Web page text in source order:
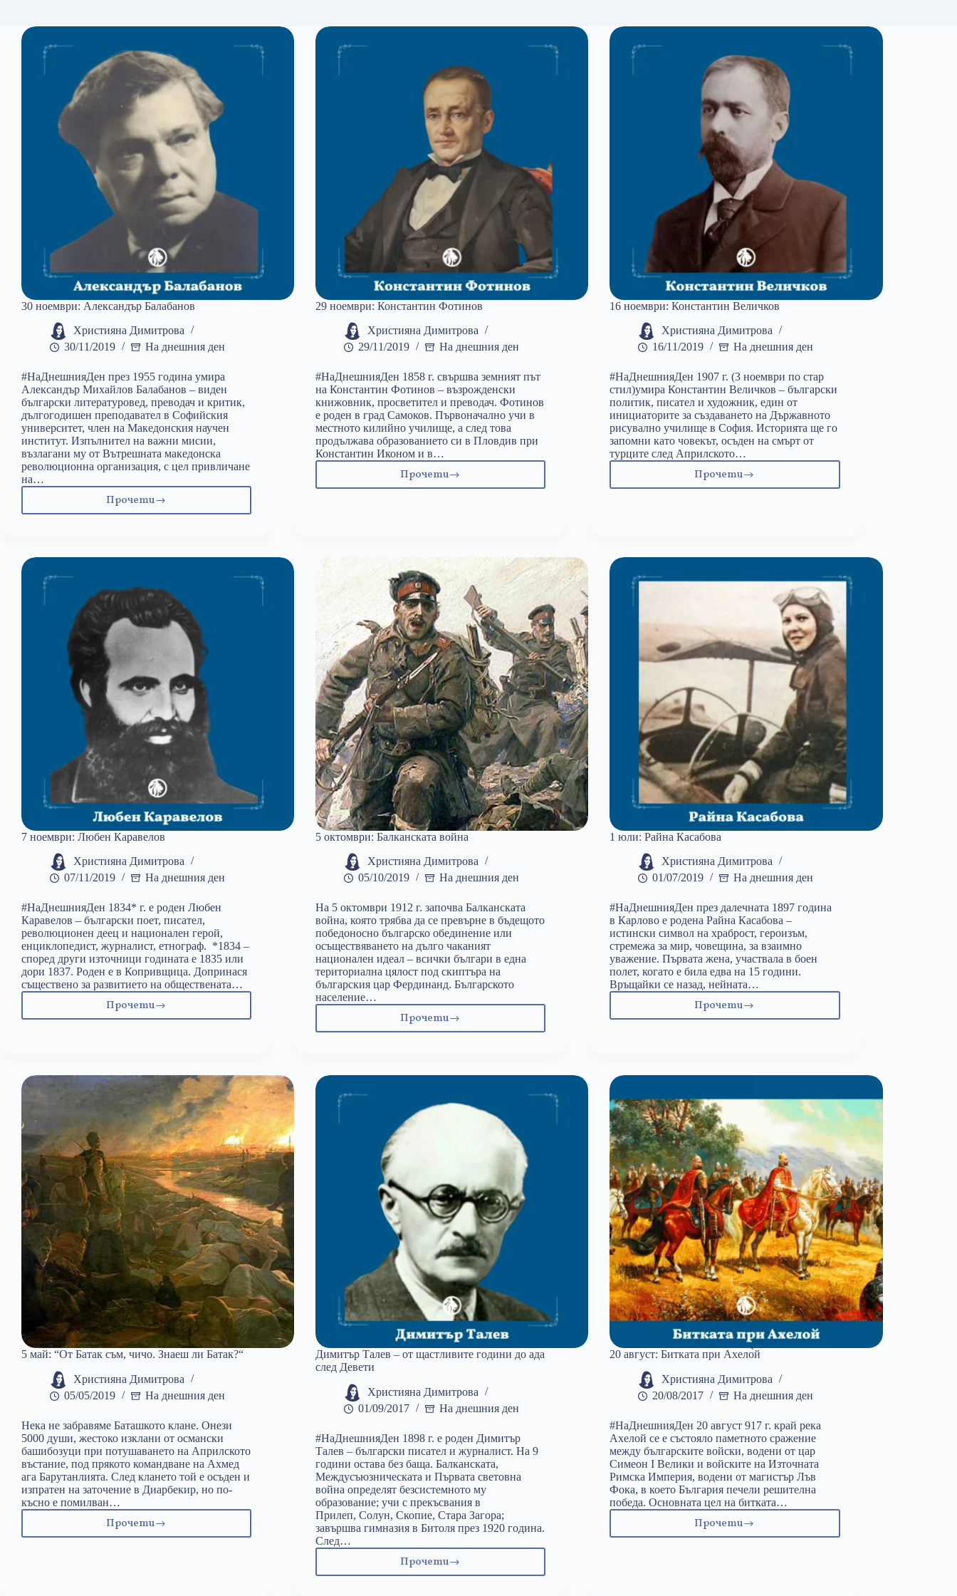
30 ноември: Александър Балабанов
Християна Димитрова
30/11/2019
На днешния ден
#НаДнешнияДен през 1955 година умира
Александър Михайлов Балабанов – виден
български литературовед, преводач и критик,
дългогодишен преподавател в Софийския
университет, член на Македонския научен
институт. Изпълнител на важни мисии,
възлагани му от Вътрешната македонска
революционна организация, с цел привличане
на…
Прочети
30
29 ноември: Константин Фотинов
Християна Димитрова
29/11/2019
На днешния ден
#НаДнешнияДен 1858 г. свършва земният път
на Константин Фотинов – възрожденски
книжовник, просветител и преводач. Фотинов
е роден в град Самоков. Първоначално учи в
местното килийно училище, а след това
продължава образованието си в Пловдив при
Константин Иконом и в…
Прочети
29
16 ноември: Константин Величков
Християна Димитрова
16/11/2019
На днешния ден
#НаДнешнияДен 1907 г. (3 ноември по стар
стил)умира Константин Величков – български
политик, писател и художник, един от
инициаторите за създаването на Държавното
рисувално училище в София. Историята ще го
запомни като човекът, осъден на смърт от
турците след Априлското…
Прочети
16
7 ноември: Любен Каравелов
Християна Димитрова
07/11/2019
На днешния ден
#НаДнешнияДен 1834* г. е роден Любен
Каравелов – български поет, писател,
революционен деец и национален герой,
енциклопедист, журналист, етнограф. *1834 –
според други източници годината е 1835 или
дори 1837. Роден e в Копривщица. Допринася
съществено за развитието на обществената…
Прочети
7
5 октомври: Балканската война
Християна Димитрова
05/10/2019
На днешния ден
На 5 октомври 1912 г. започва Балканската
война, която трябва да се превърне в бъдещото
победоносно българско обединение или
осъществяването на дълго чаканият
национален идеал – всички българи в една
териториална цялост под скиптъра на
българския цар Фердинанд. Българското
население…
Прочети
5
1 юли: Райна Касабова
Християна Димитрова
01/07/2019
На днешния ден
#НаДнешнияДен през далечната 1897 година
в Карлово е родена Райна Касабова –
истински символ на храброст, героизъм,
стремежа за мир, човещина, за взаимно
уважение. Първата жена, участвала в боен
полет, когато е била едва на 15 години.
Връщайки се назад, нейната…
Прочети
1
5 май: “От Батак съм, чичо. Знаеш ли Батак?“
Християна Димитрова
05/05/2019
На днешния ден
Нека не забравяме Баташкото клане. Онези
5000 души, жестоко изклани от османски
башибозуци при потушаването на Априлското
въстание, под прякото командване на Ахмед
ага Барутанлията. След клането той е осъден и
изпратен на заточение в Диарбекир, но по-
късно е помилван…
Прочети
5
Димитър Талев – от щастливите години до ада
след Девети
Християна Димитрова
01/09/2017
На днешния ден
#НаДнешнияДен 1898 г. е роден Димитър
Талев – български писател и журналист. На 9
години остава без баща. Балканската,
Междусъюзническата и Първата световна
война определят безсистемното му
образование; учи с прекъсвания в
Прилеп, Солун, Скопие, Стара Загора;
завършва гимназия в Битоля през 1920 година.
След…
ПрочетиДимитър
20 август: Битката при Ахело̀й
Християна Димитрова
20/08/2017
На днешния ден
#НаДнешнияДен 20 август 917 г. край река
Ахелой се е състояло паметното сражение
между българските войски, водени от цар
Симеон I Велики и войските на Източната
Римска Империя, водени от магистър Лъв
Фока, в което България печели решителна
победа. Основната цел на битката…
Прочети
20